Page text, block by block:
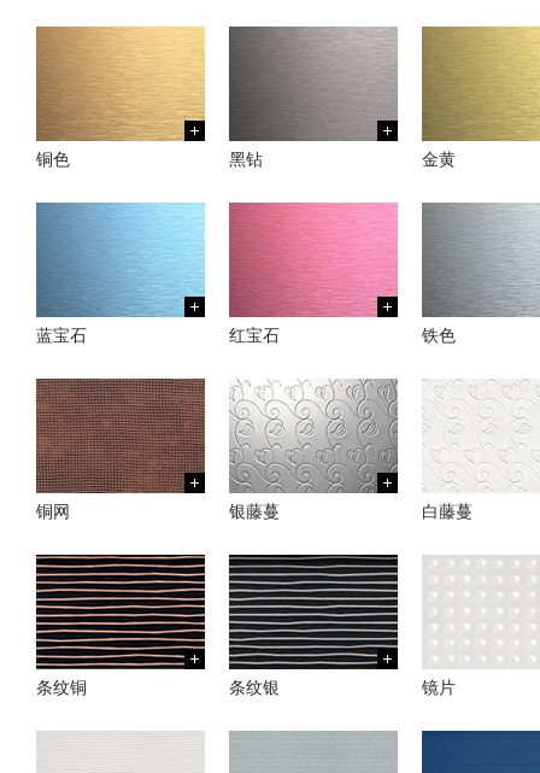
铜色 黑钻 金黄
蓝宝石 红宝石 铁色
铜网 银藤蔓 白藤蔓
条纹铜 条纹银 镜片